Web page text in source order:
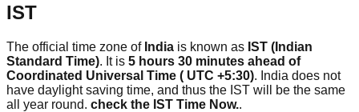
IST
The official time zone of India is known as IST (Indian
Standard Time). It is 5 hours 30 minutes ahead of
Coordinated Universal Time ( UTC +5:30). India does not
have daylight saving time, and thus the IST will be the same
all year round. check the IST Time Now..